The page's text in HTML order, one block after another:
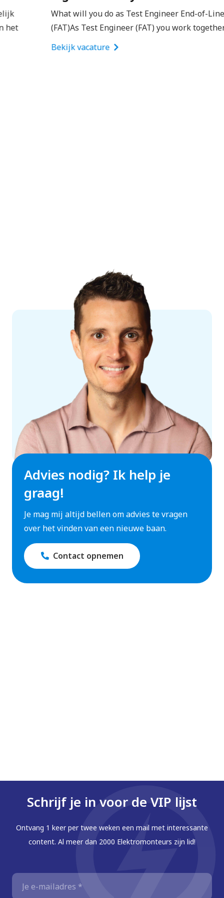
What will you do as Test Engineer End-of-Line
(FAT)As Test Engineer (FAT) you work together…
Bekijk vacature
Advies nodig? Ik help je
graag!
Je mag mij altijd bellen om advies te vragen
over het vinden van een nieuwe baan.
Contact opnemen
Schrijf je in voor de VIP lijst
Ontvang 1 keer per twee weken een mail met interessante
content. Al meer dan 2000 Elektromonteurs zijn lid!
E-
mailadres